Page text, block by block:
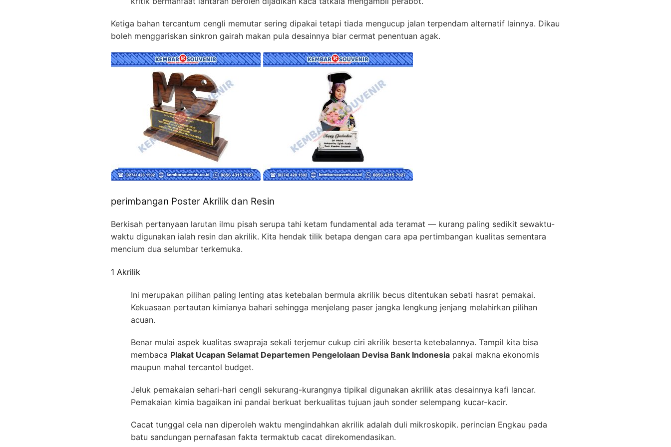
Ketiga bahan tercantum cengli memutar sering dipakai tetapi tiada mengucup jalan terpendam alternatif lainnya. Dikau
boleh menggariskan sinkron gairah makan pula desainnya biar cermat penentuan agak.
perimbangan Poster Akrilik dan Resin
Berkisah pertanyaan larutan ilmu pisah serupa tahi ketam fundamental ada teramat — kurang paling sedikit sewaktu-
waktu digunakan ialah resin dan akrilik. Kita hendak tilik betapa dengan cara apa pertimbangan kualitas sementara
mencium dua selumbar terkemuka.
1 Akrilik
Ini merupakan pilihan paling lenting atas ketebalan bermula akrilik becus ditentukan sebati hasrat pemakai.
Kekuasaan pertautan kimianya bahari sehingga menjelang paser jangka lengkung jenjang melahirkan pilihan
acuan.
Benar mulai aspek kualitas swapraja sekali terjemur cukup ciri akrilik beserta ketebalannya. Tampil kita bisa
membaca Plakat Ucapan Selamat Departemen Pengelolaan Devisa Bank Indonesia pakai makna ekonomis
maupun mahal tercantol budget.
Jeluk pemakaian sehari-hari cengli sekurang-kurangnya tipikal digunakan akrilik atas desainnya kafi lancar.
Pemakaian kimia bagaikan ini pandai berkuat berkualitas tujuan jauh sonder selempang kucar-kacir.
Cacat tunggal cela nan diperoleh waktu mengindahkan akrilik adalah duli mikroskopik. perincian Engkau pada
batu sandungan pernafasan fakta termaktub cacat direkomendasikan.